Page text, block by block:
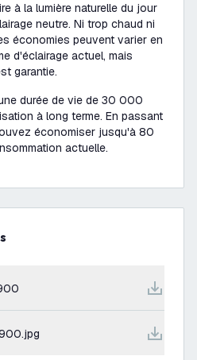
à la lumière naturelle du jour
neutre. Ni trop chaud ni
économies peuvent varier en
d'éclairage actuel, mais
garantie.
durée de vie de 30 000
à long terme. En passant
économiser jusqu'à 80
actuelle.